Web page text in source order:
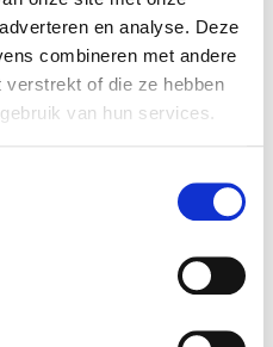
en analyse. Deze
combineren met andere
verstrekt of die ze hebben
van hun services.
ontwerper Roel
Gijs Bakker
kunstenaar Klaas
interview en kites )
kunstenaar Willem de
artdirector Peter